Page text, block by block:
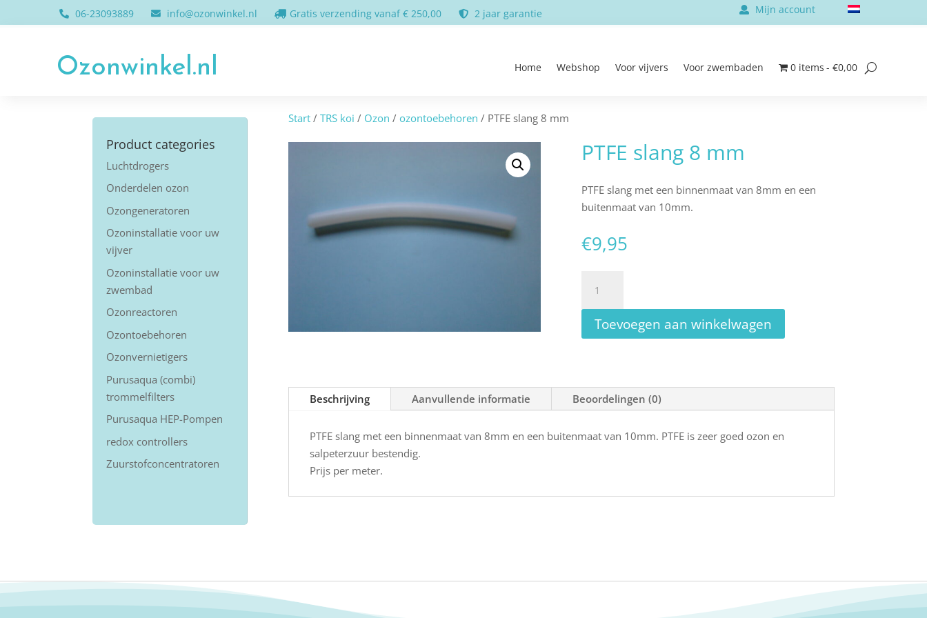
06-23093889 info@ozonwinkel.nl Gratis verzending vanaf € 250,00 2 jaar garantie Mijn account
Ozonwinkel.nl Home Webshop Voor vijvers Voor zwembaden 0 items €0,00
Product categories
Luchtdrogers
Onderdelen ozon
Ozongeneratoren
Ozoninstallatie voor uw
vijver
Ozoninstallatie voor uw
zwembad
Ozonreactoren
Ozontoebehoren
Ozonvernietigers
Purusaqua (combi)
trommelfilters
Purusaqua HEP-Pompen
redox controllers
Zuurstofconcentratoren
Start/ TRS koi / Ozon / ozontoebehoren / PTFE slang 8 mm
PTFE slang 8 mm
PTFE slang met een binnenmaat van 8mm en een
buitenmaat van 10mm.
€9,95
slang
8
mmToevoegen aan winkelwagen
Beschrijving Aanvullende informatie Beoordelingen (0)
PTFE slang met een binnenmaat van 8mm en een buitenmaat van 10mm. PTFE is zeer goed ozon en
salpeterzuur bestendig.
Prijs per meter.